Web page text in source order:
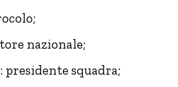
nazionale;
presidente squadra;